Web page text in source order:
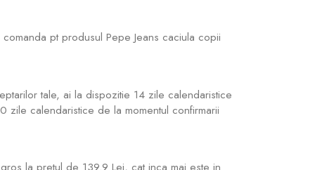
pt produsul Pepe Jeans caciula copii
tale, ai la dispozitie 14 zile calendaristice
zile calendaristice de la momentul confirmarii